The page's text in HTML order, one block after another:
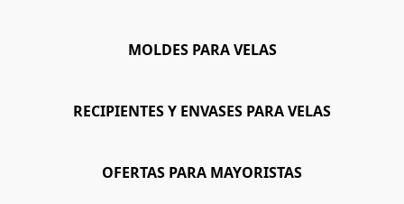
MOLDES PARA VELAS
RECIPIENTES Y ENVASES PARA VELAS
OFERTAS PARA MAYORISTAS